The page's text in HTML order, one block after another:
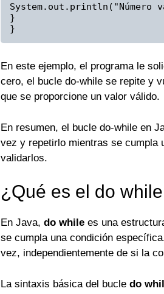
System.out.println("Número
}
}
En este ejemplo, el programa le
cero, el bucle do-while se repite y
que se proporcione un valor válido.
En resumen, el bucle do-while en
vez y repetirlo mientras se cumpla
validarlos.
¿Qué es el do
En Java, do while es una
se cumpla una condición
vez, independientemente de si la
La sintaxis básica del bucle do